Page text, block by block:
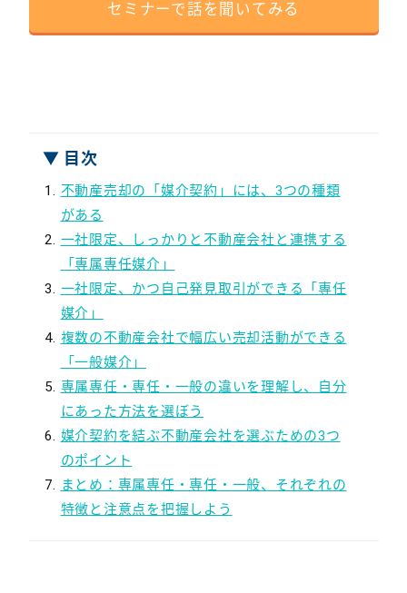
セミナーで話を聞いてみる
▼ 目次
不動産売却の「媒介契約」には、3つの種類
がある
一社限定、しっかりと不動産会社と連携する
「専属専任媒介」
一社限定、かつ自己発見取引ができる「専任
媒介」
複数の不動産会社で幅広い売却活動ができる
「一般媒介」
専属専任・専任・一般の違いを理解し、自分
にあった方法を選ぼう
媒介契約を結ぶ不動産会社を選ぶための3つ
のポイント
まとめ：専属専任・専任・一般、それぞれの
特徴と注意点を把握しよう